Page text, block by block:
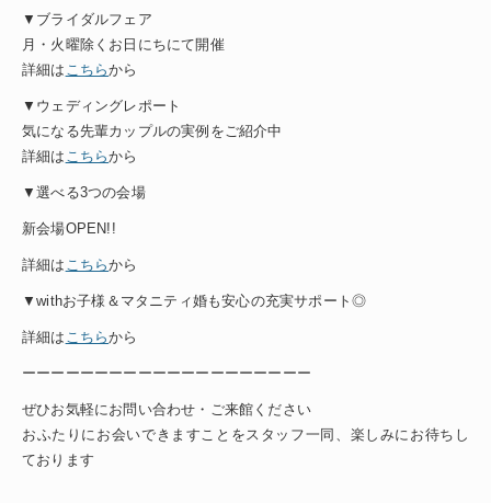
▼ブライダルフェア
月・火曜除くお日にちにて開催
詳細は こちらから
▼ウェディングレポート
気になる先輩カップルの実例をご紹介中
詳細は こちらから
▼選べる3つの会場
新会場OPEN!!
詳細は こちらから
▼withお子様＆マタニティ婚も安心の充実サポート◎
詳細は こちらから
ーーーーーーーーーーーーーーーーーーーー
ぜひお気軽にお問い合わせ・ご来館ください
おふたりにお会いできますことをスタッフ一同、楽しみにお待ちし
ております